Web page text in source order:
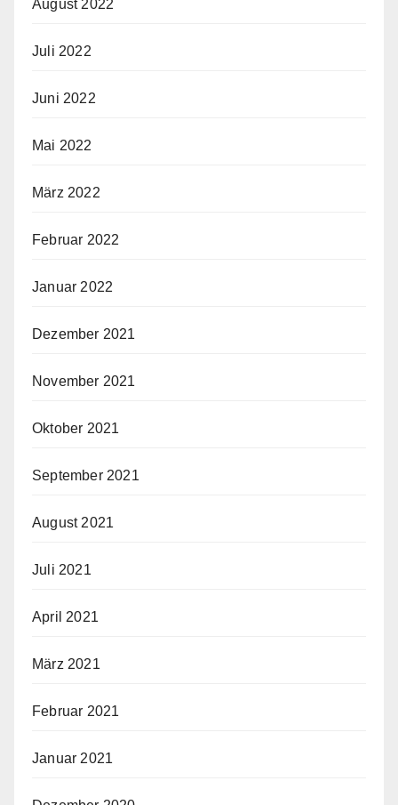
August 2022
Juli 2022
Juni 2022
Mai 2022
März 2022
Februar 2022
Januar 2022
Dezember 2021
November 2021
Oktober 2021
September 2021
August 2021
Juli 2021
April 2021
März 2021
Februar 2021
Januar 2021